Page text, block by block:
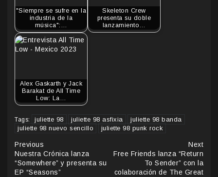
"Siempre se sufre en la
industria de la
música":…
Skeleton Crew
presenta su doble
lanzamiento…
Alex Gaskarth y Jack
Barakat de All Time
Low: La…
Tags: juliette 98 juliette 98 asfixia
juliette 98 banda
juliette 98 nuevo sencillo
juliette 98 punk rock
Continue
Reading
Previous
Nuestra Crónica lanza
“Somewhere” y presenta su
EP “Seasons”
Next
Free Friends lanza “Return
To Sender” con la
colaboración de The Great